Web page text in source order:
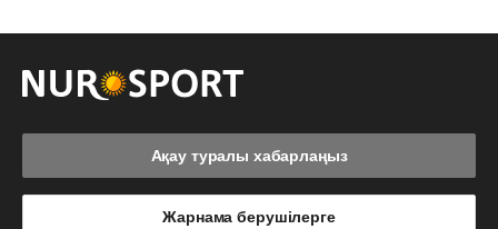
Ақау туралы хабарлаңыз
Жарнама берушілерге